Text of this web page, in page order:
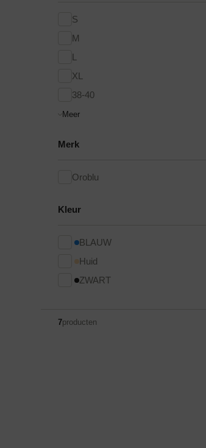
S
M
L
XL
38-40
Meer
Merk
Oroblu
Kleur
BLAUW
Huid
ZWART
7producten